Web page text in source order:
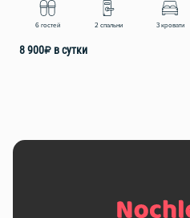
6 гостей 2 спальни 3 кровати
8 900₽ в сутки